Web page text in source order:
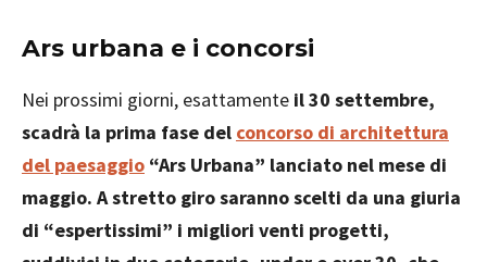
Ars urbana e i concorsi
Nei prossimi giorni, esattamente il 30 settembre,
scadrà la prima fase del concorso di architettura
del paesaggio “Ars Urbana” lanciato nel mese di
maggio. A stretto giro saranno scelti da una giuria
di “espertissimi” i migliori venti progetti,